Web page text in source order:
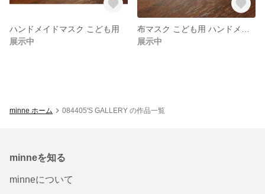
ハンドメイドマスク こども用
展示中
展示中
minne ホーム 084405'S GALLERY の作品一覧
minneを知る
minneについて